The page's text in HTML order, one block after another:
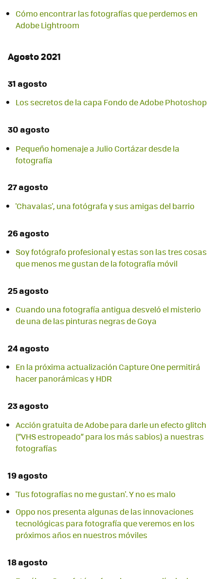
Cómo encontrar las fotografías que perdemos en
Adobe Lightroom
Agosto 2021
31 agosto
Los secretos de la capa Fondo de Adobe Photoshop
30 agosto
Pequeño homenaje a Julio Cortázar desde la
fotografía
27 agosto
'Chavalas', una fotógrafa y sus amigas del barrio
26 agosto
Soy fotógrafo profesional y estas son las tres cosas
que menos me gustan de la fotografía móvil
25 agosto
Cuando una fotografía antigua desveló el misterio
de una de las pinturas negras de Goya
24 agosto
En la próxima actualización Capture One permitirá
hacer panorámicas y HDR
23 agosto
Acción gratuita de Adobe para darle un efecto glitch
(“VHS estropeado” para los más sabios) a nuestras
fotografías
19 agosto
'Tus fotografías no me gustan'. Y no es malo
Oppo nos presenta algunas de las innovaciones
tecnológicas para fotografía que veremos en los
próximos años en nuestros móviles
18 agosto